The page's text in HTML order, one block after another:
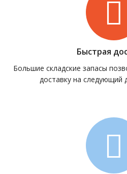
Быстрая
Большие складские запасы
доставку на следующий